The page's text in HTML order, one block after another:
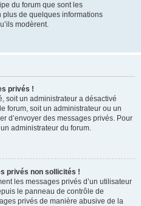
du forum que sont les
plus de quelques informations
modèrent.
privés !
soit un administrateur a désactivé
forum, soit un administrateur ou un
d’envoyer des messages privés. Pour
administrateur du forum.
privés non sollicités !
les messages privés d’un utilisateur
le panneau de contrôle de
privés de manière abusive de la